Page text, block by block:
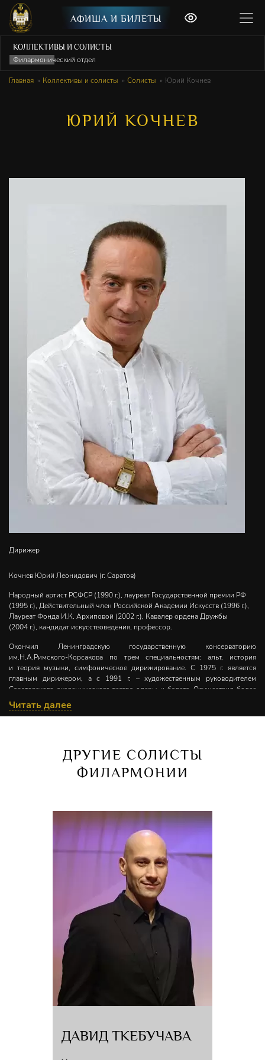
АФИША И БИЛЕТЫ
КОЛЛЕКТИВЫ И СОЛИСТЫ
Филармонический отдел
Главная Коллективы и солисты Солисты Юрий Кочнев
ЮРИЙ КОЧНЕВ
Дирижер
Кочнев Юрий Леонидович (г. Саратов)
Народный артист РСФСР (1990 г.), лауреат Государственной премии РФ
(1995 г.), Действительный член Российской Академии Искусств (1996 г.),
Лауреат Фонда И.К. Архиповой (2002 г.), Кавалер ордена Дружбы
(2004 г.), кандидат искусствоведения, профессор.
Окончил Ленинградскую государственную консерваторию
им.Н.А.Римского-Корсакова по трем специальностям: альт, история
и теория музыки, симфоническое дирижирование. С 1975 г. является
главным дирижером, а с 1991 г. – художественным руководителем
Саратовского академического театра оперы и балета. Осуществил более
50 постановок, в том числе «Возвышение и падение города Махагони»
К.Вайля (впервые в России), «Крутнява» Э.Сухоня, «Вильгельм Телль»
или дело о трех миллионах» Ж.Оффенбаха, «Садко» Н.Римского-
Корсакова, «Орестея» С.Танеева «Лоэнгрин», «Тангейзер», «Риенци.
Последний трибун Рима» (впервые в России) Р. Вагнера, «Вешние воды»
и вдохновенную интерпретацию» оперы «Леди Макбет Мценского уезда»
Д. Шостаковича (1998 г.) и постановку балета С. Прокофьева «Стальной
скок» (2016г.).
В 1999, 2000 и 2007 гг. был председателем жюри, а в 2004 и 2009 –
членом жюри Национальной театральной премии и фестиваля «Золотая
Маска» в номинации «Музыкальный театр». Дирижировал
заключительные туры конкурса им.П.Чайковского (Москва, 2002г.)
и конкурса им.П.Чайковского для молодых исполнителей (Китай, 2002г.).
В 2011 и 2015 году стал членом жюри I и II Всероссийского конкурса
С 1986 г. – организатор ежегодного Собиновского музыкального
фестиваля, с 1999 г. – председатель жюри Конкурса конкурсов
вокалистов, проводимого в рамках этого фестиваля. Подготовил и провел
уникальные концертные программы, в которых прозвучали редко или
впервые исполняющиеся в России произведения: шедевры
симфонической, ораториальной классики – такие, как «Реквием»
реквием» Б.Бриттена, оратория «Христос на Масличной горе»»
Л.Бетховена, хоровая симфония Ф.Гласса, цикл симфоний «Совершишася»
Читать далее
ДРУГИЕ СОЛИСТЫ
ФИЛАРМОНИИ
ДАВИД ТКЕБУЧАВА